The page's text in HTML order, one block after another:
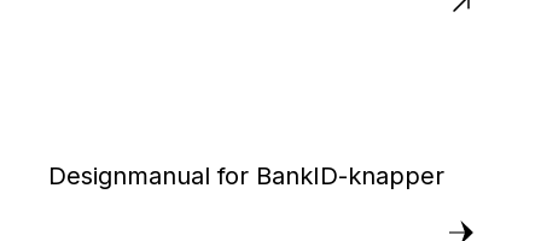
Designmanual for BankID-knapper